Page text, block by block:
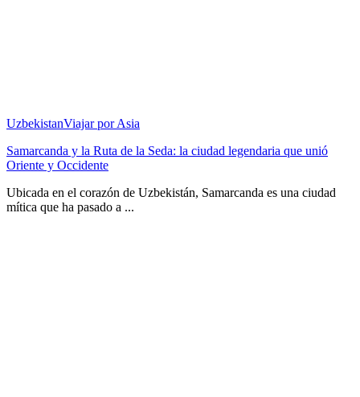
UzbekistanViajar por Asia
Samarcanda y la Ruta de la Seda: la ciudad legendaria que unió
Oriente y Occidente
Ubicada en el corazón de Uzbekistán, Samarcanda es una ciudad
mítica que ha pasado a ...